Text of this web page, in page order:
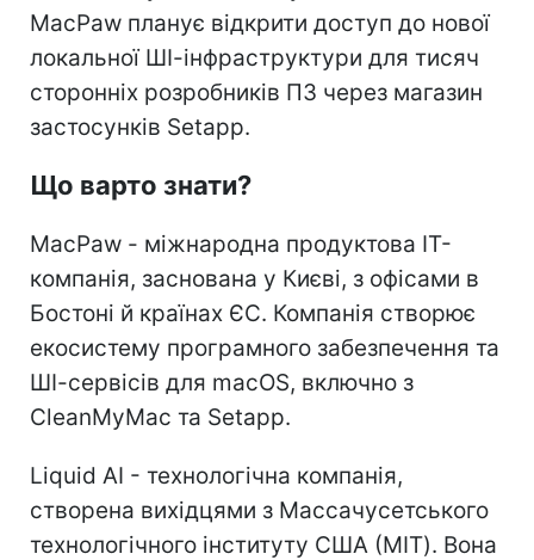
MacPaw планує відкрити доступ до нової
локальної ШІ-інфраструктури для тисяч
сторонніх розробників ПЗ через магазин
застосунків Setapp.
Що варто знати?
MacPaw - міжнародна продуктова IT-
компанія, заснована у Києві, з офісами в
Бостоні й країнах ЄС. Компанія створює
екосистему програмного забезпечення та
ШІ-сервісів для macOS, включно з
CleanMyMac та Setapp.
Liquid AI - технологічна компанія,
створена вихідцями з Массачусетського
технологічного інституту США (MIT). Вона